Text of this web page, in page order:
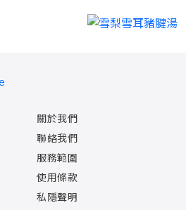
關於我們
聯絡我們
服務範圍
使用條款
私隱聲明